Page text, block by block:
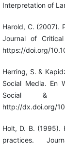
Interpretation of
Harold, C. (2007).
Journal of
https://doi.org/
Herring, S. &
Social Media. En
Social &
http://dx.doi.org/
Holt, D. B. (1995).
practices.